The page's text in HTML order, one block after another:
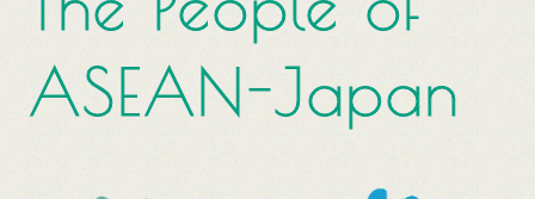
ASEAN-Japan